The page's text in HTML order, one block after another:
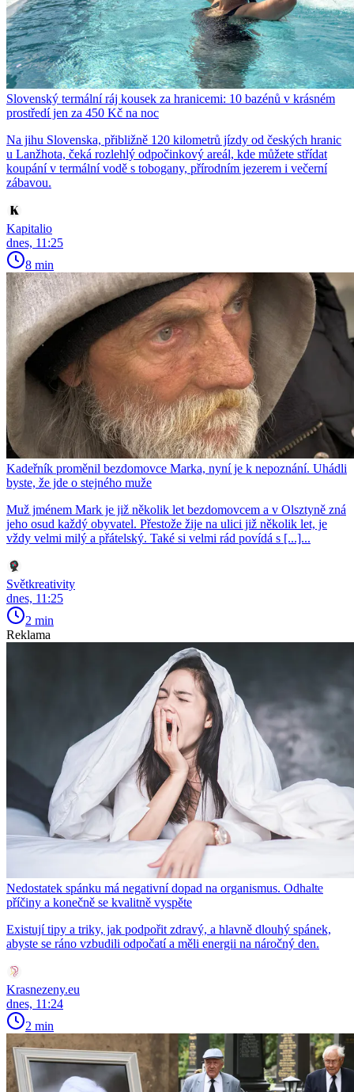
Slovenský termální ráj kousek za hranicemi: 10 bazénů v krásném
prostředí jen za 450 Kč na noc
Na jihu Slovenska, přibližně 120 kilometrů jízdy od českých hranic
u Lanžhota, čeká rozlehlý odpočinkový areál, kde můžete střídat
koupání v termální vodě s tobogany, přírodním jezerem i večerní
zábavou.
Kapitalio
dnes, 11:25
8 min
Kadeřník proměnil bezdomovce Marka, nyní je k nepoznání. Uhádli
byste, že jde o stejného muže
Muž jménem Mark je již několik let bezdomovcem a v Olsztyně zná
jeho osud každý obyvatel. Přestože žije na ulici již několik let, je
vždy velmi milý a přátelský. Také si velmi rád povídá s [...]...
Světkreativity
dnes, 11:25
2 min
Reklama
Nedostatek spánku má negativní dopad na organismus. Odhalte
příčiny a konečně se kvalitně vyspěte
Existují tipy a triky, jak podpořit zdravý, a hlavně dlouhý spánek,
abyste se ráno vzbudili odpočatí a měli energii na náročný den.
Krasnezeny.eu
dnes, 11:24
2 min